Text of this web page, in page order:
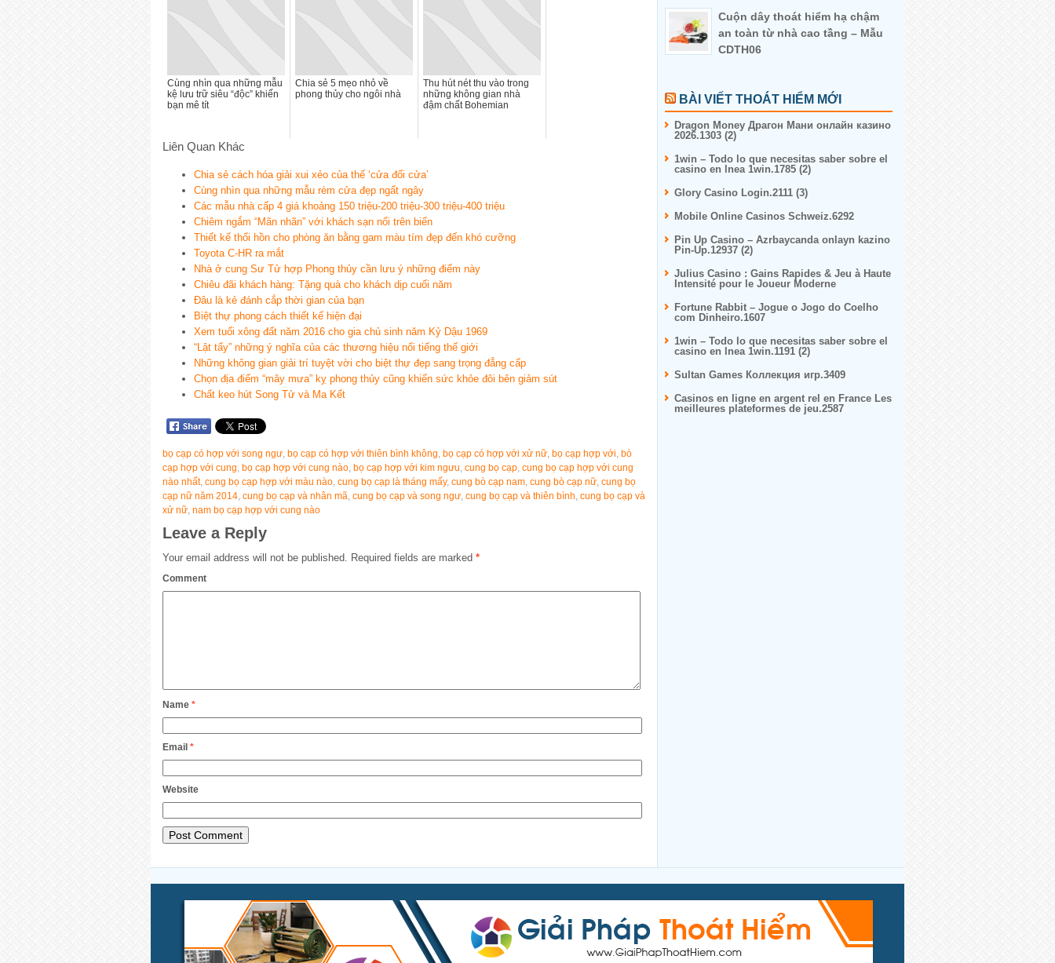
Cùng nhìn qua những mẫu
kệ lưu trữ siêu “độc” khiến
bạn mê tít
Chia sẻ 5 mẹo nhỏ về
phong thủy cho ngôi nhà
Thu hút nét thu vào trong
những không gian nhà
đậm chất Bohemian
Liên Quan Khác
Chia sẻ cách hóa giải xui xẻo của thế ‘cửa đối cửa’
Cùng nhìn qua những mẫu rèm cửa đẹp ngất ngây
Các mẫu nhà cấp 4 giá khoảng 150 triệu-200 triệu-300 triệu-400 triệu
Chiêm ngắm “Mãn nhãn” với khách sạn nổi trên biển
Thiết kế thổi hồn cho phòng ăn bằng gam màu tím đẹp đến khó cưỡng
Toyota C-HR ra mắt
Nhà ở cung Sư Tử hợp Phong thủy cần lưu ý những điểm này
Chiêu đãi khách hàng: Tặng quà cho khách dịp cuối năm
Đâu là kẻ đánh cắp thời gian của bạn
Biệt thự phong cách thiết kế hiện đại
Xem tuổi xông đất năm 2016 cho gia chủ sinh năm Kỷ Dậu 1969
“Lật tẩy” những ý nghĩa của các thương hiệu nổi tiếng thế giới
Những không gian giải trí tuyệt vời cho biệt thự đẹp sang trọng đẳng cấp
Chọn địa điểm “mây mưa” kỵ phong thủy cũng khiến sức khỏe đôi bên giảm sút
Chất keo hút Song Tử và Ma Kểt
bọ cạp có hợp với song ngư bọ cạp có hợp với thiên bình không bọ cạp có hợp với xử nữ bọ cạp hợp với bò
cạp hợp với cung bọ cạp hợp với cung nào bọ cạp hợp với kim ngưu cung bọ cạp cung bọ cạp hợp với cung
nào nhất, cung bọ cạp hợp với màu nào cung bọ cạp là tháng mấy, cung bò cạp nam cung bò cạp nữ cung bọ
cạp nữ năm 2014 cung bọ cạp và nhân mã cung bọ cạp và song ngư cung bọ cạp và thiên bình cung bọ cạp và
xử nữ nam bọ cạp hợp với cung nào
Leave a Reply
Your email address will not be published. Required fields are marked *
Comment
Name *
Email *
Website
Cuộn dây thoát hiểm hạ chậm
an toàn từ nhà cao tầng – Mẫu
CDTH06
BÀI VIẾT THOÁT HIỂM MỚI
Dragon Money Драгон Мани онлайн казино
2026.1303 (2)
1win – Todo lo que necesitas saber sobre el
casino en lnea 1win.1785 (2)
Glory Casino Login.2111 (3)
Mobile Online Casinos Schweiz.6292
Pin Up Casino – Azrbaycanda onlayn kazino
Pin-Up.12937 (2)
Julius Casino : Gains Rapides & Jeu à Haute
Intensité pour le Joueur Moderne
Fortune Rabbit – Jogue o Jogo do Coelho
com Dinheiro.1607
1win – Todo lo que necesitas saber sobre el
casino en lnea 1win.1191 (2)
Sultan Games Коллекция игр.3409
Casinos en ligne en argent rel en France Les
meilleures plateformes de jeu.2587